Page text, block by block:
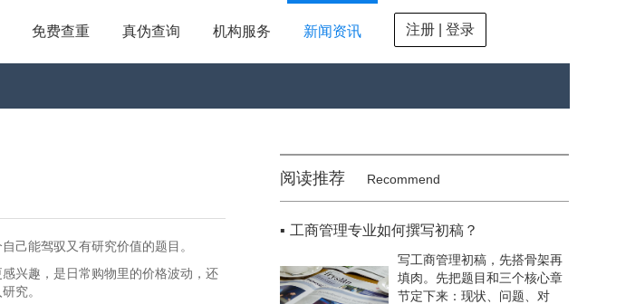
免费查重 真伪查询 机构服务 新闻资讯 注册 | 登录
己能驾驭又有研究价值的题目。
兴趣，是日常购物里的价格波动，还
究。
阅读推荐 Recommend
▪ 工商管理专业如何撰写初稿？
写工商管理初稿，先搭骨架再
填肉。先把题目和三个核心章
节定下来：现状、问题、对